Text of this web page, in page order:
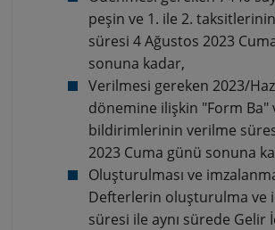
peşin ve 1. ile 2.
süresi 4 Ağustos 2023
sonuna kadar,
Verilmesi gereken 2023/
dönemine ilişkin "Form Ba"
bildirimlerinin verilme
2023 Cuma günü sonuna
Oluşturulması ve
Defterlerin oluşturulma ve
süresi ile aynı sürede Gelir